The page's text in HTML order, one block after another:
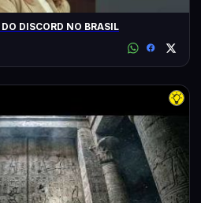
DISCORD NO BRASIL